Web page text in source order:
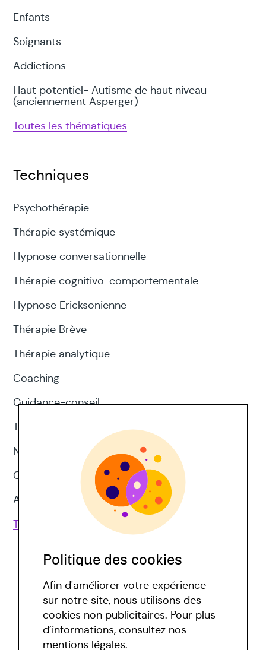
Enfants
Soignants
Addictions
Haut potentiel- Autisme de haut niveau
(anciennement Asperger)
Toutes les thématiques
Techniques
Psychothérapie
Thérapie systémique
Hypnose conversationnelle
Thérapie cognitivo-comportementale
Hypnose Ericksonienne
Thérapie Brève
Thérapie analytique
Coaching
Guidance-conseil
Thérapie d'acceptation et d'engagement
Neuropsychologie
CNV
Approches corporelles
Toutes les techniques
Politique covid
Politique des cookies
Afin d'améliorer votre expérience
sur notre site, nous utilisons des
cookies non publicitaires. Pour plus
d’informations, consultez nos
mentions légales.